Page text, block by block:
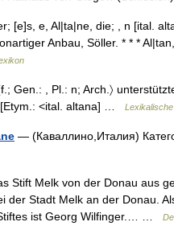
[e]s, e, Al|ta|ne, die; , n [ital.
Anbau, Söller. * * *
Gen.: , Pl.: n; Arch.〉
[Etym.: <ital. altana] …
— (Каваллино,Италия)
Stift Melk von der Donau aus
der Stadt Melk an der Donau.
ist Georg Wilfinger.… …